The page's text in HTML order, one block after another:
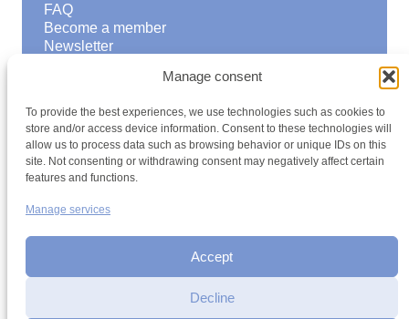
Manage consent
To provide the best experiences, we use technologies such as cookies to
store and/or access device information. Consent to these technologies will
allow us to process data such as browsing behavior or unique IDs on this
site. Not consenting or withdrawing consent may negatively affect certain
features and functions.
Manage services
Accept
Decline
FAQ
Become a member
Newsletter
Find a youth hostel
Discover activities
School Trips and group excursions
Teambuilding
Youth Hostels Luxembourg NPO